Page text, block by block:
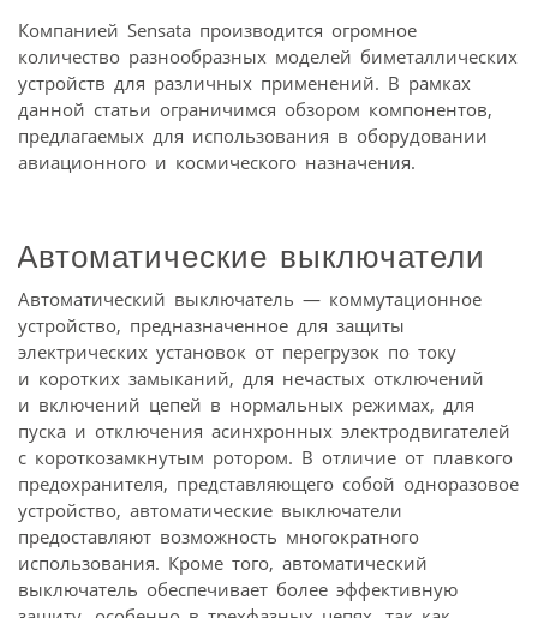
Компанией Sensata производится огромное
количество разнообразных моделей биметаллических
устройств для различных применений. В рамках
данной статьи ограничимся обзором компонентов,
предлагаемых для использования в оборудовании
авиационного и космического назначения.
Автоматические выключатели
Автоматический выключатель — коммутационное
устройство, предназначенное для защиты
электрических установок от перегрузок по току
и коротких замыканий, для нечастых отключений
и включений цепей в нормальных режимах, для
пуска и отключения асинхронных электродвигателей
с короткозамкнутым ротором. В отличие от плавкого
предохранителя, представляющего собой одноразовое
устройство, автоматические выключатели
предоставляют возможность многократного
использования. Кроме того, автоматический
выключатель обеспечивает более эффективную